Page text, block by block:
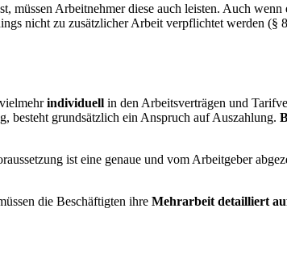
Arbeitnehmer diese auch leisten. Auch
nicht zu zusätzlicher Arbeit verpflichtet werden (§
individuell in den Arbeitsverträgen und
besteht grundsätzlich ein Anspruch auf Auszahlung.
ist eine genaue und vom Arbeitgeber
die Beschäftigten ihre Mehrarbeit detailliert